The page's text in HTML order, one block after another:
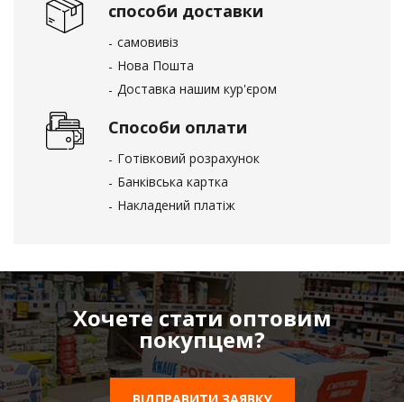
способи доставки
самовивіз
Нова Пошта
Доставка нашим кур'єром
Способи оплати
Готівковий розрахунок
Банківська картка
Накладений платіж
Хочете стати оптовим
покупцем?